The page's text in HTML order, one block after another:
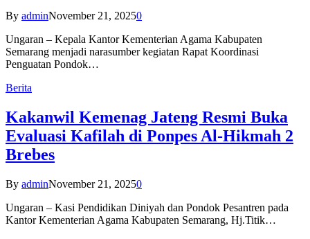
By adminNovember 21, 20250
Ungaran – Kepala Kantor Kementerian Agama Kabupaten
Semarang menjadi narasumber kegiatan Rapat Koordinasi
Penguatan Pondok…
Berita
Kakanwil Kemenag Jateng Resmi Buka
Evaluasi Kafilah di Ponpes Al-Hikmah 2
Brebes
By adminNovember 21, 20250
Ungaran – Kasi Pendidikan Diniyah dan Pondok Pesantren pada
Kantor Kementerian Agama Kabupaten Semarang, Hj.Titik…